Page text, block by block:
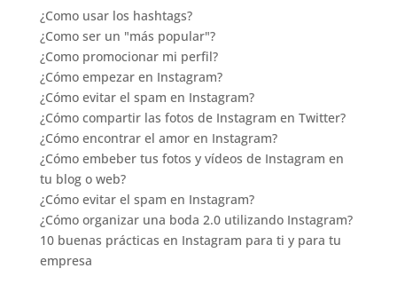
¿Como usar los hashtags?
¿Como ser un "más popular"?
¿Como promocionar mi perfil?
¿Cómo empezar en Instagram?
¿Cómo evitar el spam en Instagram?
¿Cómo compartir las fotos de Instagram en Twitter?
¿Cómo encontrar el amor en Instagram?
¿Cómo embeber tus fotos y vídeos de Instagram en
tu blog o web?
¿Cómo evitar el spam en Instagram?
¿Cómo organizar una boda 2.0 utilizando Instagram?
10 buenas prácticas en Instagram para ti y para tu
empresa